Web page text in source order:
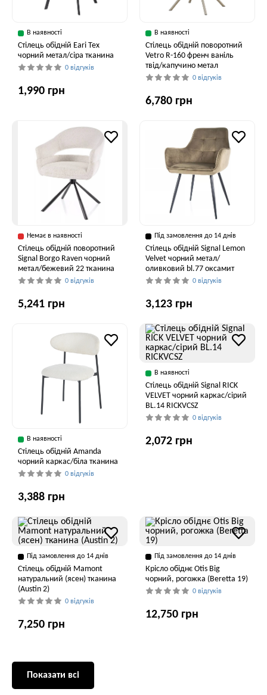
В наявності
Стілець обідній Eari Tex
чорний метал/сіра тканина
0 відгуків
1,990 грн
В наявності
Стілець обідній поворотний
Vetro R-160 френч ваніль
твід/капучино метал
0 відгуків
6,780 грн
Немає в наявності
Стілець обідній поворотний
Signal Borgo Raven чорний
метал/бежевий 22 тканина
0 відгуків
5,241 грн
Під замовлення до 14 днів
Стілець обідній Signal Lemon
Velvet чорний метал/
оливковий bl.77 оксамит
0 відгуків
3,123 грн
В наявності
Стілець обідній Amanda
чорний каркас/біла тканина
0 відгуків
3,388 грн
В наявності
Стілець обідній Signal RICK
VELVET чорний каркас/сірий
BL.14 RICKVCSZ
0 відгуків
2,072 грн
Під замовлення до 14 днів
Стілець обідній Mamont
натуральний (ясен) тканина
(Austin 2)
0 відгуків
7,250 грн
Під замовлення до 14 днів
Крісло обіднє Otis Big
чорний, рогожка (Beretta 19)
0 відгуків
12,750 грн
Показати всі